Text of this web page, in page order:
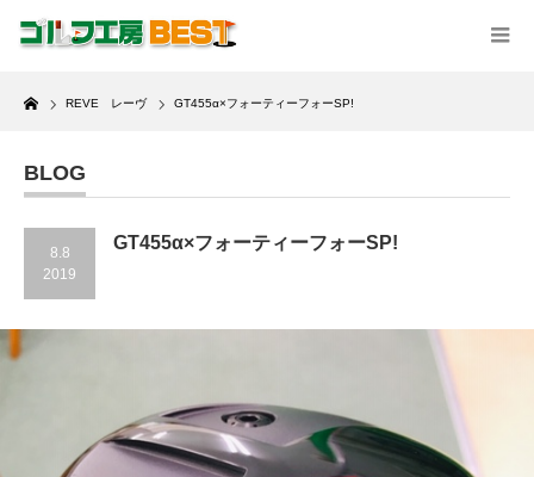
Home
REVE レーヴ GT455α×フォーティーフォーSP!
BLOG
8.8
2019
GT455α×フォーティーフォーSP!